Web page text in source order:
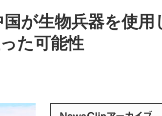
が生物兵器を使用
た可能性